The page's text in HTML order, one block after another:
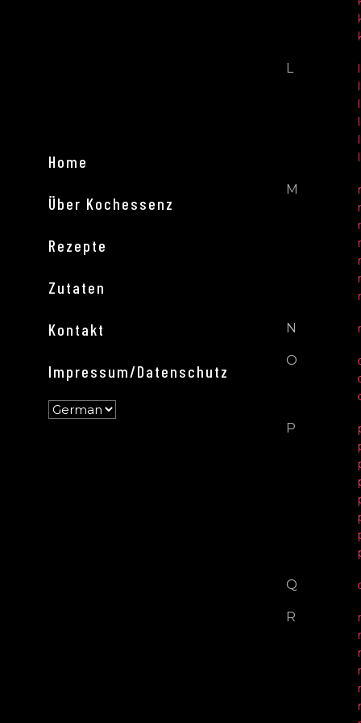
Home
Über Kochessenz
Rezepte
Zutaten
Kontakt
Impressum/Datenschutz
L
M
N
O
P
Q
R